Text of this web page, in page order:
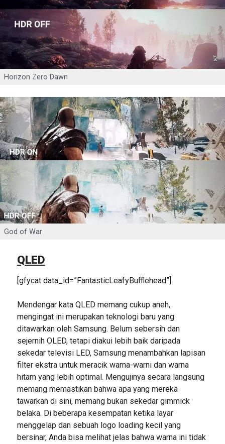
Horizon Zero Dawn
God of War
QLED
[gfycat data_id=”FantasticLeafyBufflehead”]
Mendengar kata QLED memang cukup aneh,
mengingat ini merupakan teknologi baru yang
ditawarkan oleh Samsung. Belum sebersih dan
sejernih OLED, tetapi diakui lebih baik daripada
sekedar televisi LED, Samsung menambahkan lapisan
filter ekstra untuk meracik warna-warni dan warna
hitam yang lebih optimal. Mengujinya secara langsung
memang memastikan bahwa apa yang mereka
tawarkan di sini, memang bukan sekedar gimmick
belaka. Di beberapa kesempatan ketika layar
menggelap dan sebuah logo loading kecil yang
bersinar, Anda bisa melihat jelas bahwa warna ini tidak